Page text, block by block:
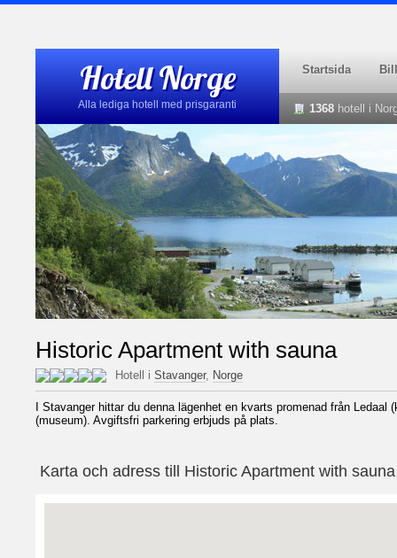
Hotell Norge
Alla lediga hotell med prisgaranti
Startsida
1368 hotell i
Historic Apartment with sauna
Hotell i Stavanger, Norge
I Stavanger hittar du denna lägenhet en kvarts promenad från Ledaal
(museum). Avgiftsfri parkering erbjuds på plats.
Karta och adress till Historic Apartment with sauna